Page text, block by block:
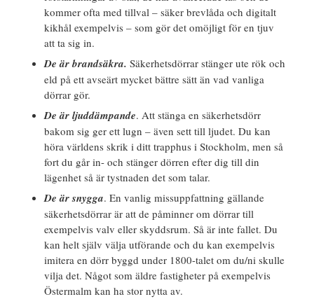
kommer ofta med tillval – säker brevlåda och digitalt
kikhål exempelvis – som gör det omöjligt för en tjuv
att ta sig in.
De är brandsäkra. Säkerhetsdörrar stänger ute rök och
eld på ett avseärt mycket bättre sätt än vad vanliga
dörrar gör.
De är ljuddämpande. Att stänga en säkerhetsdörr
bakom sig ger ett lugn – även sett till ljudet. Du kan
höra världens skrik i ditt trapphus i Stockholm, men så
fort du går in- och stänger dörren efter dig till din
lägenhet så är tystnaden det som talar.
De är snygga. En vanlig missuppfattning gällande
säkerhetsdörrar är att de påminner om dörrar till
exempelvis valv eller skyddsrum. Så är inte fallet. Du
kan helt själv välja utförande och du kan exempelvis
imitera en dörr byggd under 1800-talet om du/ni skulle
vilja det. Något som äldre fastigheter på exempelvis
Östermalm kan ha stor nytta av.